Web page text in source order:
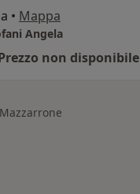
• Mappa
Angela
non disponibile
città
Mazzarrone